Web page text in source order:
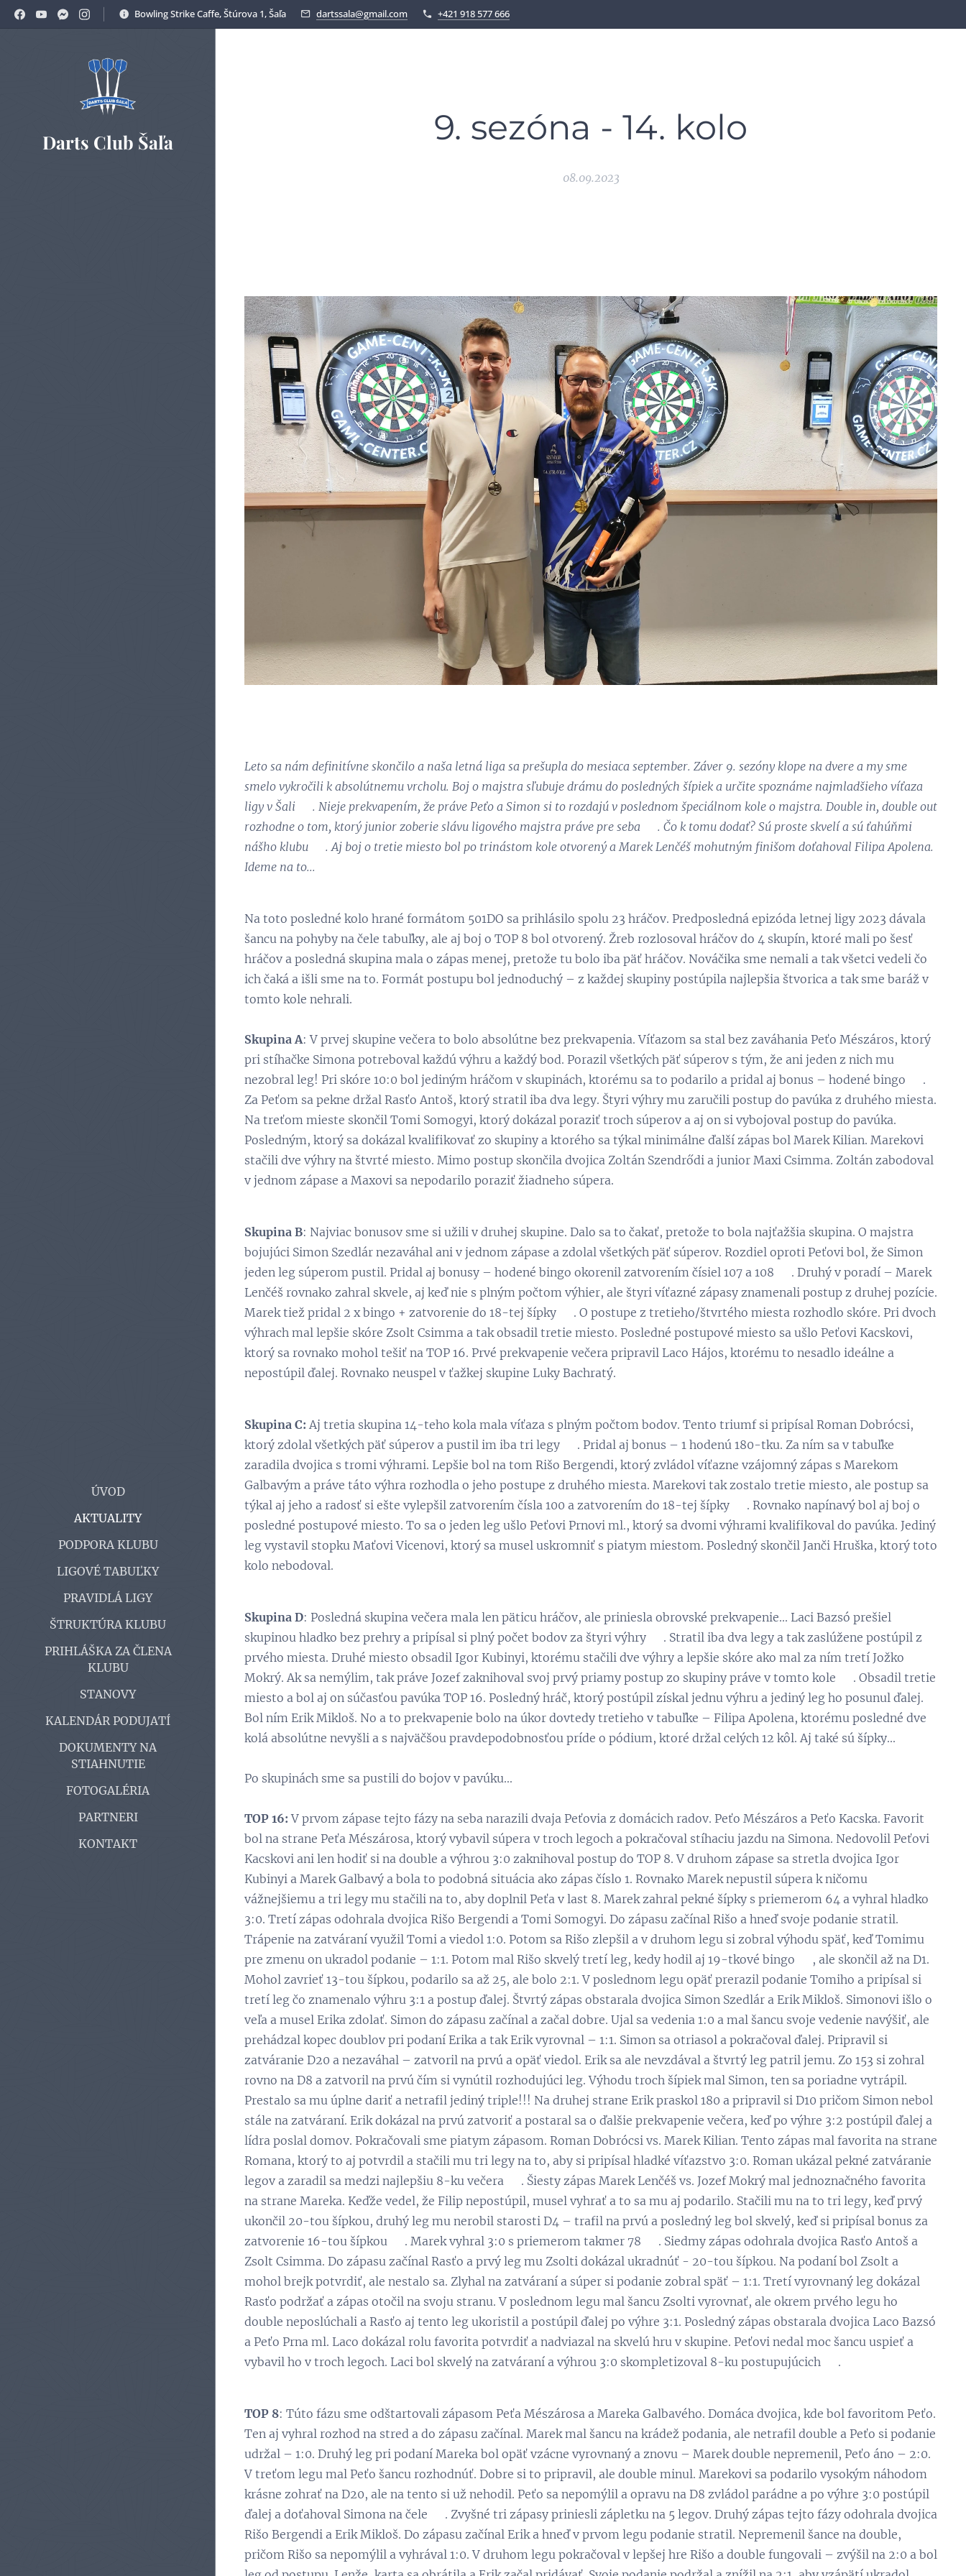
Bowling Strike Caffe, Štúrova 1, Šaľa dartssala@gmail.com +421 918 577 666
Darts Club Šaľa
ÚVOD
AKTUALITY
PODPORA KLUBU
LIGOVÉ TABUĽKY
PRAVIDLÁ LIGY
ŠTRUKTÚRA KLUBU
PRIHLÁŠKA ZA ČLENA
KLUBU
STANOVY
KALENDÁR PODUJATÍ
DOKUMENTY NA
STIAHNUTIE
FOTOGALÉRIA
PARTNERI
KONTAKT
9. sezóna - 14. kolo
08.09.2023
Leto sa nám definitívne skončilo a naša letná liga sa prešupla do mesiaca september. Záver 9. sezóny klope na dvere a my sme
smelo vykročili k absolútnemu vrcholu. Boj o majstra sľubuje drámu do posledných šípiek a určite spoznáme najmladšieho víťaza
ligy v Šali 😊. Nieje prekvapením, že práve Peťo a Simon si to rozdajú v poslednom špeciálnom kole o majstra. Double in, double out
rozhodne o tom, ktorý junior zoberie slávu ligového majstra práve pre seba 😊. Čo k tomu dodať? Sú proste skvelí a sú ťahúňmi
nášho klubu 😊. Aj boj o tretie miesto bol po trinástom kole otvorený a Marek Lenčéš mohutným finišom doťahoval Filipa Apolena.
Ideme na to...
Na toto posledné kolo hrané formátom 501DO sa prihlásilo spolu 23 hráčov. Predposledná epizóda letnej ligy 2023 dávala
šancu na pohyby na čele tabuľky, ale aj boj o TOP 8 bol otvorený. Žreb rozlosoval hráčov do 4 skupín, ktoré mali po šesť
hráčov a posledná skupina mala o zápas menej, pretože tu bolo iba päť hráčov. Nováčika sme nemali a tak všetci vedeli čo
ich čaká a išli sme na to. Formát postupu bol jednoduchý – z každej skupiny postúpila najlepšia štvorica a tak sme baráž v
tomto kole nehrali.
Skupina A: V prvej skupine večera to bolo absolútne bez prekvapenia. Víťazom sa stal bez zaváhania Peťo Mészáros, ktorý
pri stíhačke Simona potreboval každú výhru a každý bod. Porazil všetkých päť súperov s tým, že ani jeden z nich mu
nezobral leg! Pri skóre 10:0 bol jediným hráčom v skupinách, ktorému sa to podarilo a pridal aj bonus – hodené bingo 😊.
Za Peťom sa pekne držal Rasťo Antoš, ktorý stratil iba dva legy. Štyri výhry mu zaručili postup do pavúka z druhého miesta.
Na treťom mieste skončil Tomi Somogyi, ktorý dokázal poraziť troch súperov a aj on si vybojoval postup do pavúka.
Posledným, ktorý sa dokázal kvalifikovať zo skupiny a ktorého sa týkal minimálne ďalší zápas bol Marek Kilian. Marekovi
stačili dve výhry na štvrté miesto. Mimo postup skončila dvojica Zoltán Szendrődi a junior Maxi Csimma. Zoltán zabodoval
v jednom zápase a Maxovi sa nepodarilo poraziť žiadneho súpera.
Skupina B: Najviac bonusov sme si užili v druhej skupine. Dalo sa to čakať, pretože to bola najťažšia skupina. O majstra
bojujúci Simon Szedlár nezaváhal ani v jednom zápase a zdolal všetkých päť súperov. Rozdiel oproti Peťovi bol, že Simon
jeden leg súperom pustil. Pridal aj bonusy – hodené bingo okorenil zatvorením čísiel 107 a 108 😊. Druhý v poradí – Marek
Lenčéš rovnako zahral skvele, aj keď nie s plným počtom výhier, ale štyri víťazné zápasy znamenali postup z druhej pozície.
Marek tiež pridal 2 x bingo + zatvorenie do 18-tej šípky 😊. O postupe z tretieho/štvrtého miesta rozhodlo skóre. Pri dvoch
výhrach mal lepšie skóre Zsolt Csimma a tak obsadil tretie miesto. Posledné postupové miesto sa ušlo Peťovi Kacskovi,
ktorý sa rovnako mohol tešiť na TOP 16. Prvé prekvapenie večera pripravil Laco Hájos, ktorému to nesadlo ideálne a
nepostúpil ďalej. Rovnako neuspel v ťažkej skupine Luky Bachratý.
Skupina C: Aj tretia skupina 14-teho kola mala víťaza s plným počtom bodov. Tento triumf si pripísal Roman Dobrócsi,
ktorý zdolal všetkých päť súperov a pustil im iba tri legy 😊. Pridal aj bonus – 1 hodenú 180-tku. Za ním sa v tabuľke
zaradila dvojica s tromi výhrami. Lepšie bol na tom Rišo Bergendi, ktorý zvládol víťazne vzájomný zápas s Marekom
Galbavým a práve táto výhra rozhodla o jeho postupe z druhého miesta. Marekovi tak zostalo tretie miesto, ale postup sa
týkal aj jeho a radosť si ešte vylepšil zatvorením čísla 100 a zatvorením do 18-tej šípky 😊. Rovnako napínavý bol aj boj o
posledné postupové miesto. To sa o jeden leg ušlo Peťovi Prnovi ml., ktorý sa dvomi výhrami kvalifikoval do pavúka. Jediný
leg vystavil stopku Maťovi Vicenovi, ktorý sa musel uskromniť s piatym miestom. Posledný skončil Janči Hruška, ktorý toto
kolo nebodoval.
Skupina D: Posledná skupina večera mala len päticu hráčov, ale priniesla obrovské prekvapenie... Laci Bazsó prešiel
skupinou hladko bez prehry a pripísal si plný počet bodov za štyri výhry 😊. Stratil iba dva legy a tak zaslúžene postúpil z
prvého miesta. Druhé miesto obsadil Igor Kubinyi, ktorému stačili dve výhry a lepšie skóre ako mal za ním tretí Jožko
Mokrý. Ak sa nemýlim, tak práve Jozef zaknihoval svoj prvý priamy postup zo skupiny práve v tomto kole 😊. Obsadil tretie
miesto a bol aj on súčasťou pavúka TOP 16. Posledný hráč, ktorý postúpil získal jednu výhru a jediný leg ho posunul ďalej.
Bol ním Erik Mikloš. No a to prekvapenie bolo na úkor dovtedy tretieho v tabuľke – Filipa Apolena, ktorému posledné dve
kolá absolútne nevyšli a s najväčšou pravdepodobnosťou príde o pódium, ktoré držal celých 12 kôl. Aj také sú šípky...
Po skupinách sme sa pustili do bojov v pavúku...
TOP 16: V prvom zápase tejto fázy na seba narazili dvaja Peťovia z domácich radov. Peťo Mészáros a Peťo Kacska. Favorit
bol na strane Peťa Mészárosa, ktorý vybavil súpera v troch legoch a pokračoval stíhaciu jazdu na Simona. Nedovolil Peťovi
Kacskovi ani len hodiť si na double a výhrou 3:0 zaknihoval postup do TOP 8. V druhom zápase sa stretla dvojica Igor
Kubinyi a Marek Galbavý a bola to podobná situácia ako zápas číslo 1. Rovnako Marek nepustil súpera k ničomu
vážnejšiemu a tri legy mu stačili na to, aby doplnil Peťa v last 8. Marek zahral pekné šípky s priemerom 64 a vyhral hladko
3:0. Tretí zápas odohrala dvojica Rišo Bergendi a Tomi Somogyi. Do zápasu začínal Rišo a hneď svoje podanie stratil.
Trápenie na zatváraní využil Tomi a viedol 1:0. Potom sa Rišo zlepšil a v druhom legu si zobral výhodu späť, keď Tomimu
pre zmenu on ukradol podanie – 1:1. Potom mal Rišo skvelý tretí leg, kedy hodil aj 19-tkové bingo 😊, ale skončil až na D1.
Mohol zavrieť 13-tou šípkou, podarilo sa až 25, ale bolo 2:1. V poslednom legu opäť prerazil podanie Tomiho a pripísal si
tretí leg čo znamenalo výhru 3:1 a postup ďalej. Štvrtý zápas obstarala dvojica Simon Szedlár a Erik Mikloš. Simonovi išlo o
veľa a musel Erika zdolať. Simon do zápasu začínal a začal dobre. Ujal sa vedenia 1:0 a mal šancu svoje vedenie navýšiť, ale
prehádzal kopec doublov pri podaní Erika a tak Erik vyrovnal – 1:1. Simon sa otriasol a pokračoval ďalej. Pripravil si
zatváranie D20 a nezaváhal – zatvoril na prvú a opäť viedol. Erik sa ale nevzdával a štvrtý leg patril jemu. Zo 153 si zohral
rovno na D8 a zatvoril na prvú čím si vynútil rozhodujúci leg. Výhodu troch šípiek mal Simon, ten sa poriadne vytrápil.
Prestalo sa mu úplne dariť a netrafil jediný triple!!! Na druhej strane Erik praskol 180 a pripravil si D10 pričom Simon nebol
stále na zatváraní. Erik dokázal na prvú zatvoriť a postaral sa o ďalšie prekvapenie večera, keď po výhre 3:2 postúpil ďalej a
lídra poslal domov. Pokračovali sme piatym zápasom. Roman Dobrócsi vs. Marek Kilian. Tento zápas mal favorita na strane
Romana, ktorý to aj potvrdil a stačili mu tri legy na to, aby si pripísal hladké víťazstvo 3:0. Roman ukázal pekné zatváranie
legov a zaradil sa medzi najlepšiu 8-ku večera 😊. Šiesty zápas Marek Lenčéš vs. Jozef Mokrý mal jednoznačného favorita
na strane Mareka. Keďže vedel, že Filip nepostúpil, musel vyhrať a to sa mu aj podarilo. Stačili mu na to tri legy, keď prvý
ukončil 20-tou šípkou, druhý leg mu nerobil starosti D4 – trafil na prvú a posledný leg bol skvelý, keď si pripísal bonus za
zatvorenie 16-tou šípkou 😊. Marek vyhral 3:0 s priemerom takmer 78 😊. Siedmy zápas odohrala dvojica Rasťo Antoš a
Zsolt Csimma. Do zápasu začínal Rasťo a prvý leg mu Zsolti dokázal ukradnúť - 20-tou šípkou. Na podaní bol Zsolt a
mohol brejk potvrdiť, ale nestalo sa. Zlyhal na zatváraní a súper si podanie zobral späť – 1:1. Tretí vyrovnaný leg dokázal
Rasťo podržať a zápas otočil na svoju stranu. V poslednom legu mal šancu Zsolti vyrovnať, ale okrem prvého legu ho
double neposlúchali a Rasťo aj tento leg ukoristil a postúpil ďalej po výhre 3:1. Posledný zápas obstarala dvojica Laco Bazsó
a Peťo Prna ml. Laco dokázal rolu favorita potvrdiť a nadviazal na skvelú hru v skupine. Peťovi nedal moc šancu uspieť a
vybavil ho v troch legoch. Laci bol skvelý na zatváraní a výhrou 3:0 skompletizoval 8-ku postupujúcich 😊.
TOP 8: Túto fázu sme odštartovali zápasom Peťa Mészárosa a Mareka Galbavého. Domáca dvojica, kde bol favoritom Peťo.
Ten aj vyhral rozhod na stred a do zápasu začínal. Marek mal šancu na krádež podania, ale netrafil double a Peťo si podanie
udržal – 1:0. Druhý leg pri podaní Mareka bol opäť vzácne vyrovnaný a znovu – Marek double nepremenil, Peťo áno – 2:0.
V treťom legu mal Peťo šancu rozhodnúť. Dobre si to pripravil, ale double minul. Marekovi sa podarilo vysokým náhodom
krásne zohrať na D20, ale na tento si už nehodil. Peťo sa nepomýlil a opravu na D8 zvládol parádne a po výhre 3:0 postúpil
ďalej a doťahoval Simona na čele 😊. Zvyšné tri zápasy priniesli zápletku na 5 legov. Druhý zápas tejto fázy odohrala dvojica
Rišo Bergendi a Erik Mikloš. Do zápasu začínal Erik a hneď v prvom legu podanie stratil. Nepremenil šance na double,
pričom Rišo sa nepomýlil a vyhrával 1:0. V druhom legu pokračoval v lepšej hre Rišo a double fungovali – zvýšil na 2:0 a bol